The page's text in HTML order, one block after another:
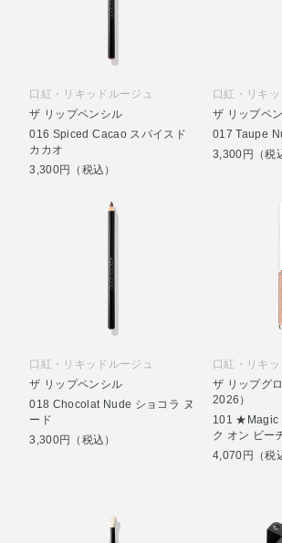
口紅・リキッドルージュ
ザ リップペンシル
016 Spiced Cacao スパイスド
カカオ
3,300円（税込）
口紅・リキ
ザ リップペ
017 Taupe
3,300円（税
口紅・リキッドルージュ
ザ リップペンシル
018 Chocolat Nude ショコラ ヌ
ード
3,300円（税込）
口紅・リキッ
ザ リップグ
2026）
101 ★Magic
ク オン ビー
4,070円（税